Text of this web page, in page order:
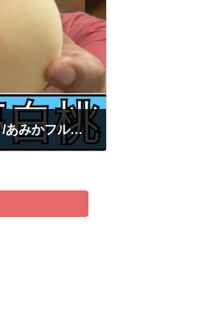
♯365【桃試食チャレンジ】おかやま夢白桃【30食目】/あみかフルーツ